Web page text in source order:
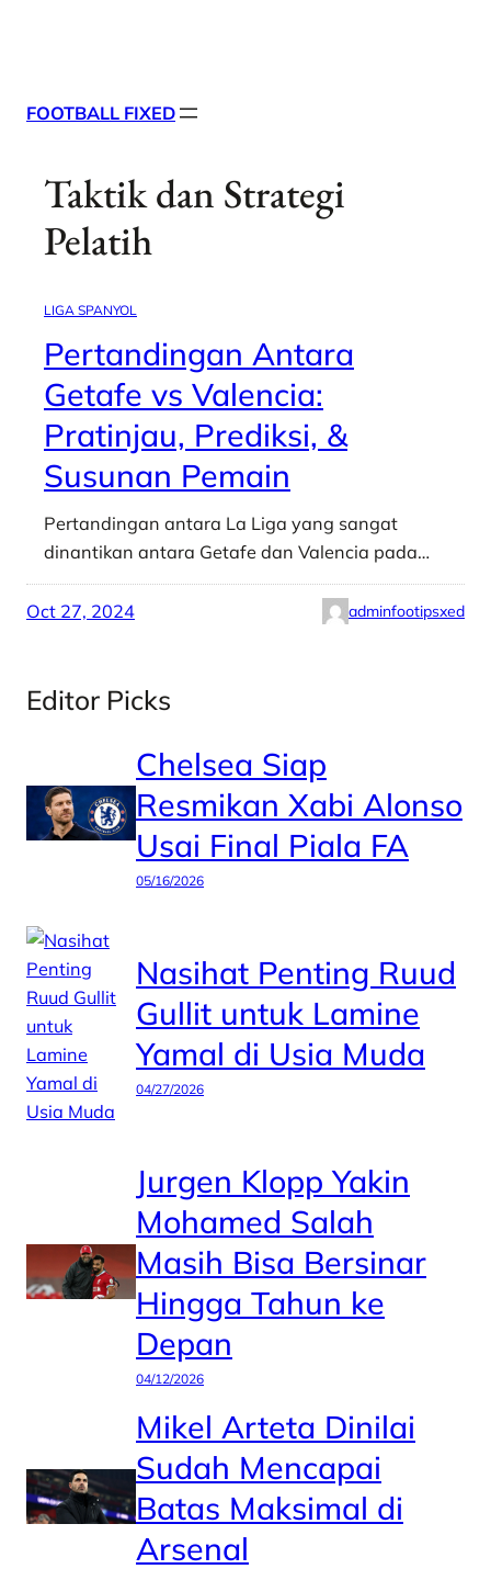
FOOTBALL FIXED
Taktik dan Strategi
Pelatih
LIGA SPANYOL
Pertandingan Antara
Getafe vs Valencia:
Pratinjau, Prediksi, &
Susunan Pemain
Pertandingan antara La Liga yang sangat
dinantikan antara Getafe dan Valencia pada…
Oct 27, 2024 adminfootipsxed
Editor Picks
Chelsea Siap
Resmikan Xabi Alonso
Usai Final Piala FA
05/16/2026
Nasihat Penting Ruud
Gullit untuk Lamine
Yamal di Usia Muda
04/27/2026
Jurgen Klopp Yakin
Mohamed Salah
Masih Bisa Bersinar
Hingga Tahun ke
Depan
04/12/2026
Mikel Arteta Dinilai
Sudah Mencapai
Batas Maksimal di
Arsenal